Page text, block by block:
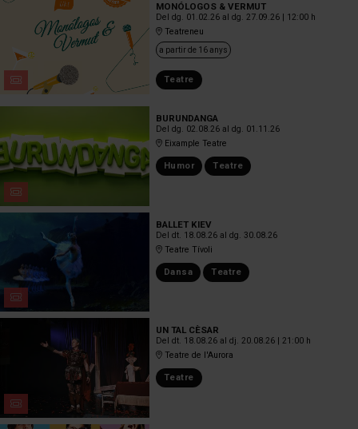
MONÓLOGOS & VERMUT
Del dg. 01.02.26al dg. 27.09.26|
12:00 h
Teatreneu
a partir de 16 anys
Teatre
BURUNDANGA
Del dg. 02.08.26al dg. 01.11.26
Eixample Teatre
Humor Teatre
BALLET KIEV
Del dt. 18.08.26al dg. 30.08.26
Teatre Tívoli
Dansa Teatre
UN TAL CÈSAR
Del dt. 18.08.26al dj. 20.08.26| 21:00 h
Teatre de l'Aurora
Teatre